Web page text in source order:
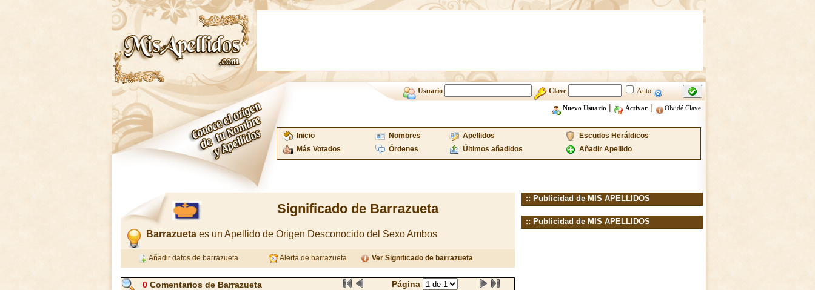
Usuario Clave Auto
Nuevo Usuario | Activar| Olvidé Clave
Inicio Nombres Apellidos
Escudos Heráldicos
Más Votados
Órdenes Últimos añadidos Añadir Apellido
Significado de Barrazueta
Barrazueta es un Apellido de Origen Desconocido del Sexo Ambos
Añadir datos de barrazueta Alerta de barrazueta Ver Significado de barrazueta
0Comentarios de Barrazueta Página
:: Publicidad de MIS APELLIDOS
:: Publicidad de MIS APELLIDOS